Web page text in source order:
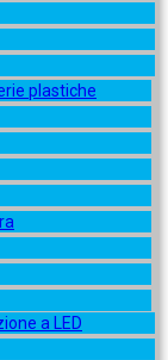
plastiche
a LED